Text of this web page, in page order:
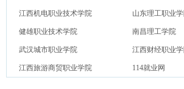
江西机电职业技术学院 山东理工职业
健雄职业技术学院 南昌理工学院
武汉城市职业学院 江西财经职业
江西旅游商贸职业学院 114就业网